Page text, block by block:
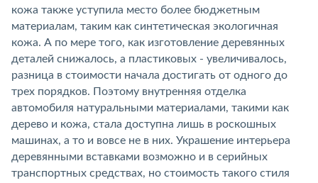
кожа также уступила место более бюджетным
материалам, таким как синтетическая экологичная
кожа. А по мере того, как изготовление деревянных
деталей снижалось, а пластиковых - увеличивалось,
разница в стоимости начала достигать от одного до
трех порядков. Поэтому внутренняя отделка
автомобиля натуральными материалами, такими как
дерево и кожа, стала доступна лишь в роскошных
машинах, а то и вовсе не в них. Украшение интерьера
деревянными вставками возможно и в серийных
транспортных средствах, но стоимость такого стиля